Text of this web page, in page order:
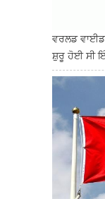
ਵਰਲਡ ਵਾਈਡ
ਸ਼ੁਰੂ ਹੋਈ ਸੀ